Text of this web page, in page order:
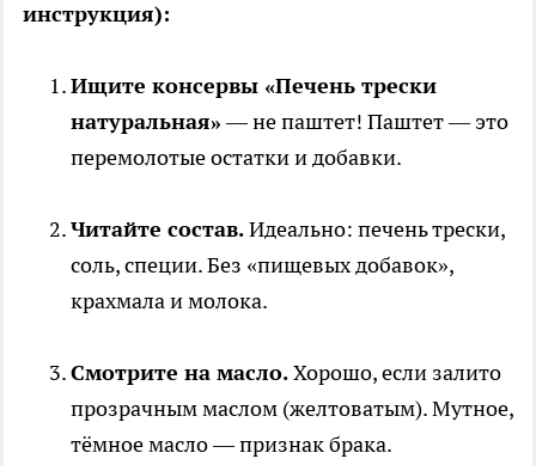
инструкция):
Ищите консервы «Печень трески
натуральная»— не паштет! Паштет — это
перемолотые остатки и добавки.
Читайте состав.Идеально: печень трески,
соль, специи. Без «пищевых добавок»,
крахмала и молока.
Смотрите на масло.Хорошо, если залито
прозрачным маслом (желтоватым). Мутное,
тёмное масло — признак брака.